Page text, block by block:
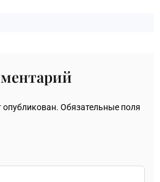
опубликован. Обязательные поля